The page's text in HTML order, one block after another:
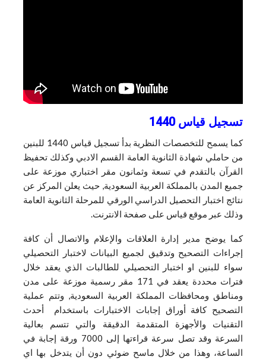
تسجيل قياس 1440
كما يسمح للتخصصات النظرية بدأ تسجيل قياس 1440 للبنين
من حاملي شهادة الثانوية العامة القسم الادبي وكذلك تحفيظ
القرآن بالتقدم في تسعة وثمانون مقر اختباري موزعة على
جميع المدن بالمملكة العربية السعودية, حيث يعلن المركز عن
نتائج اختبار التحصيل الدراسي الورقي للمرحلة الثانوية العامة
وذلك عبر موقع قياس على صفحة الانترنت.
كما يوضح مدير إدارة العلاقات والإعلام والاتصال أن كافة
إجراءات التصحيح وتدقيق لجميع البيانات لاختبار التحصيلي
سواء للبنين او اختبار التحصيلي للطالبات الذي يعقد خلال
فترات محددة يعقد في 171 مقر رسمية موزعة على مدن
ومناطق ومحافظات المملكة العربية السعودية, وتتم عملية
التصحيح كافة أوراق إجابات الاختبارات باستخدام أحدث
التقنيات والأجهزة المتقدمة الدقيقة والتي تتسم بعالية
السرعة وقد تصل سرعة قراءتها إلى 7000 ورقة إجابة في
الساعة، وهذا من خلال ماسح ضوئي دون أن يتدخل بها اي